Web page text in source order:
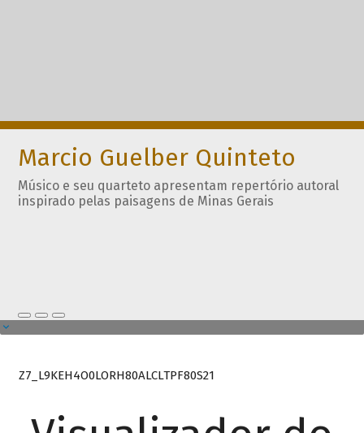
Marcio Guelber Quinteto
Músico e seu quarteto apresentam repertório autoral
inspirado pelas paisagens de Minas Gerais
Z7_L9KEH4O0LORH80ALCLTPF80S21